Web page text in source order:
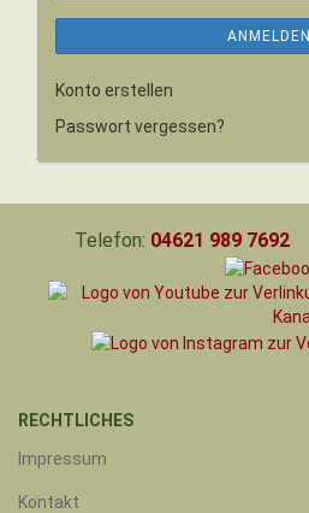
ANMELDEN
Konto erstellen
Passwort vergessen?
Telefon: 04621 989 7692
RECHTLICHES
Impressum
Kontakt